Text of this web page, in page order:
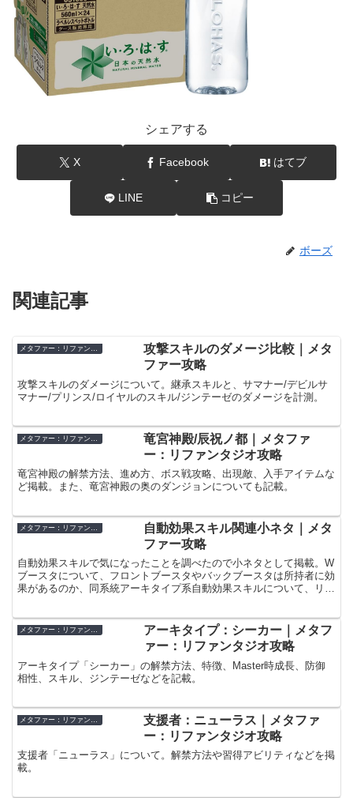
シェアする
X Facebook はてブ
LINE コピー
ボーズ
関連記事
メタファー：リファンタジオ
攻撃スキルのダメージ比較｜メタ
ファー攻略
攻撃スキルのダメージについて。継承スキルと、サマナー/デビルサ
マナー/プリンス/ロイヤルのスキル/ジンテーゼのダメージを計測。
竜宮神殿/辰祝ノ都｜メタファ
ー：リファンタジオ攻略
竜宮神殿の解禁方法、進め方、ボス戦攻略、出現敵、入手アイテムな
ど掲載。また、竜宮神殿の奥のダンジョンについても記載。
自動効果スキル関連小ネタ｜メタ
ファー攻略
自動効果スキルで気になったことを調べたので小ネタとして掲載。W
ブースタについて、フロントブースタやバックブースタは所持者に効
果があるのか、同系統アーキタイプ系自動効果スキルについて、リベ
メタファー：リファンタジオ
アーキタイプ：シーカー｜メタフ
ァー：リファンタジオ攻略
アーキタイプ「シーカー」の解禁方法、特徴、Master時成長、防御
相性、スキル、ジンテーゼなどを記載。
支援者：ニューラス｜メタファ
ー：リファンタジオ攻略
支援者「ニューラス」について。解禁方法や習得アビリティなどを掲
載。